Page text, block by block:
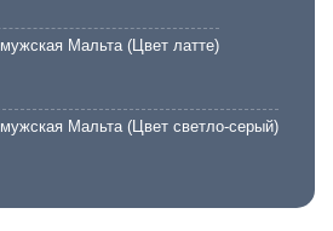
Мальта (Цвет латте)
Мальта (Цвет светло-серый)